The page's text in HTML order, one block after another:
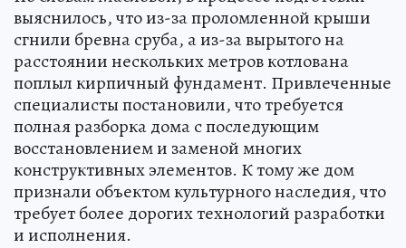
выяснилось, что из-за проломленной крыши
сгнили бревна сруба, а из-за вырытого на
расстоянии нескольких метров котлована
поплыл кирпичный фундамент. Привлеченные
специалисты постановили, что требуется
полная разборка дома с последующим
восстановлением и заменой многих
конструктивных элементов. К тому же дом
признали объектом культурного наследия, что
требует более дорогих технологий разработки
и исполнения.